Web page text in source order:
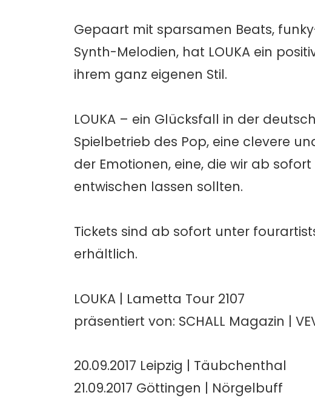
Gepaart mit sparsamen Beats,
Synth-Melodien, hat LOUKA ein
ihrem ganz eigenen Stil.
LOUKA – ein Glücksfall in der
Spielbetrieb des Pop, eine clevere
der Emotionen, eine, die wir ab
entwischen lassen sollten.
Tickets sind ab sofort unter
erhältlich.
LOUKA | Lametta Tour 2107
präsentiert von: SCHALL Magazin |
20.09.2017 Leipzig | Täubchenthal
21.09.2017 Göttingen | Nörgelbuff